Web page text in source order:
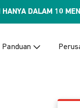
HANYA DALAM 10
Panduan